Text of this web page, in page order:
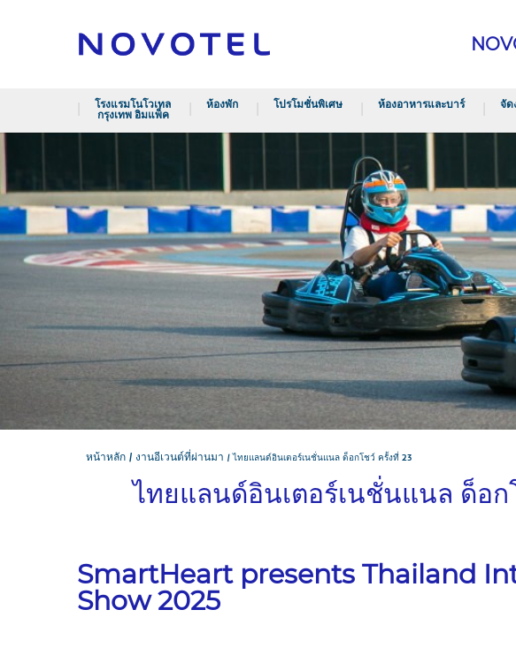
โรงแรมโนโวเทล
กรุงเทพ อิมแพ็ค
ห้องพัก โปรโมชั่นพิเศษ ห้องอาหารและบาร์ จัด
หน้าหลัก งานอีเวนต์ที่ผ่านมา ไทยแลนด์อินเตอร์เนชั่นแนล ด็อกโชว์ ครั้งที่ 23
ไทยแลนด์อินเตอร์เนชั่นแนล ด็อก
SmartHeart presents Thailand
Show 2025